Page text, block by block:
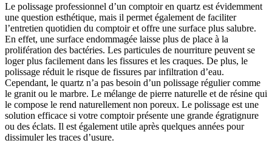
Le polissage professionnel d’un comptoir en quartz est évidemment
une question esthétique, mais il permet également de faciliter
l’entretien quotidien du comptoir et offre une surface plus salubre.
En effet, une surface endommagée laisse plus de place à la
prolifération des bactéries. Les particules de nourriture peuvent se
loger plus facilement dans les fissures et les craques. De plus, le
polissage réduit le risque de fissures par infiltration d’eau.
Cependant, le quartz n’a pas besoin d’un polissage régulier comme
le granit ou le marbre. Le mélange de pierre naturelle et de résine qui
le compose le rend naturellement non poreux. Le polissage est une
solution efficace si votre comptoir présente une grande égratignure
ou des éclats. Il est également utile après quelques années pour
dissimuler les traces d’usure.